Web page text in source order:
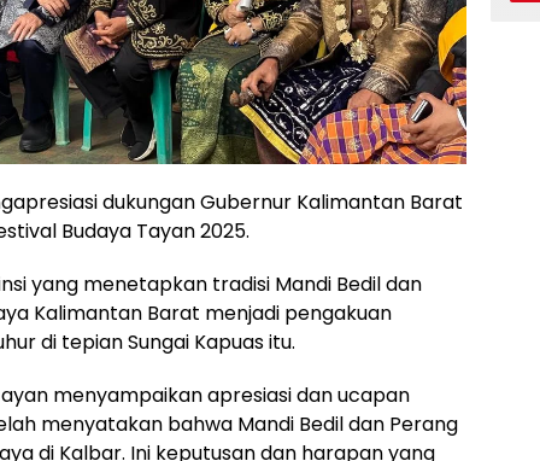
dukungan Gubernur Kalimantan Barat
Budaya Tayan 2025.
yang menetapkan tradisi Mandi Bedil dan
Kalimantan Barat menjadi pengakuan
di tepian Sungai Kapuas itu.
menyampaikan apresiasi dan ucapan
menyatakan bahwa Mandi Bedil dan Perang
di Kalbar. Ini keputusan dan harapan yang